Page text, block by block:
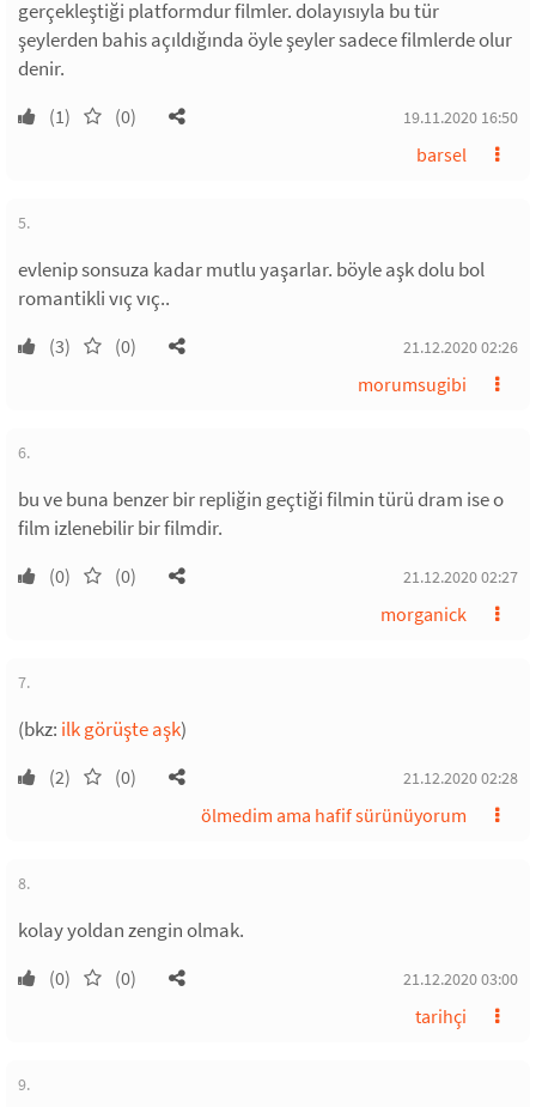
gerçekleştiği platformdur filmler. dolayısıyla bu tür
şeylerden bahis açıldığında öyle şeyler sadece filmlerde olur
denir.
(1) (0) 19.11.2020 16:50
barsel
5.
evlenip sonsuza kadar mutlu yaşarlar. böyle aşk dolu bol
romantikli vıç vıç..
(3) (0) 21.12.2020 02:26
morumsugibi
6.
bu ve buna benzer bir repliğin geçtiği filmin türü dram ise o
film izlenebilir bir filmdir.
(0) (0) 21.12.2020 02:27
morganick
7.
(bkz: ilk görüşte aşk)
(2) (0) 21.12.2020 02:28
ölmedim ama hafif sürünüyorum
8.
kolay yoldan zengin olmak.
(0) (0) 21.12.2020 03:00
tarihçi
9.